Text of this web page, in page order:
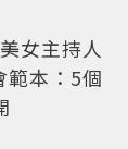
女主持人
範本：5個